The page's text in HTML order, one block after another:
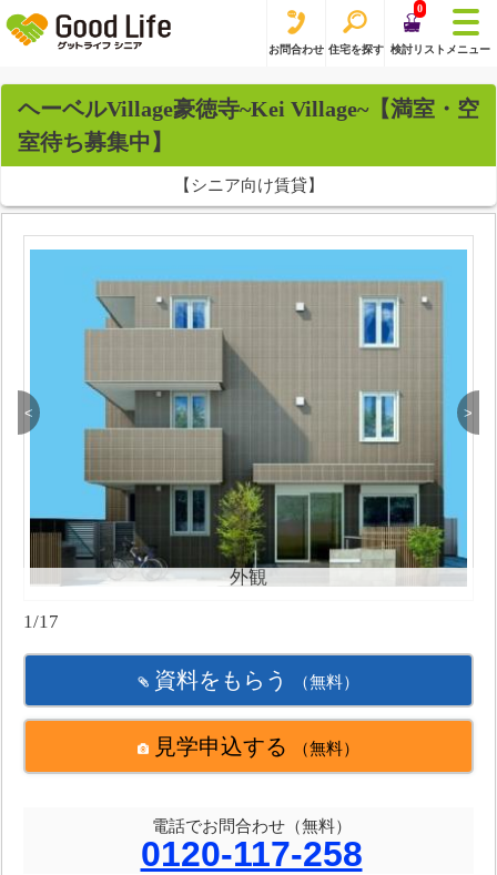
お問合わせ 住宅を探す
0
検討リスト メニュー
ヘーベルVillage豪徳寺~Kei Village~【満室・空
室待ち募集中】
【シニア向け賃貸】
<
外観
>
1/17
資料をもらう （無料）
見学申込する （無料）
電話でお問合わせ（無料）
0120-117-258